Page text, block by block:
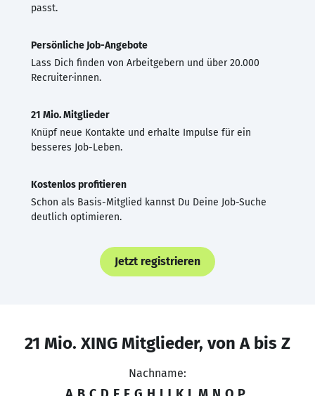
passt.
Persönliche Job-Angebote
Lass Dich finden von Arbeitgebern und über 20.000
Recruiter·innen.
21 Mio. Mitglieder
Knüpf neue Kontakte und erhalte Impulse für ein
besseres Job-Leben.
Kostenlos profitieren
Schon als Basis-Mitglied kannst Du Deine Job-Suche
deutlich optimieren.
Jetzt registrieren
21 Mio. XING Mitglieder, von A bis Z
Nachname: